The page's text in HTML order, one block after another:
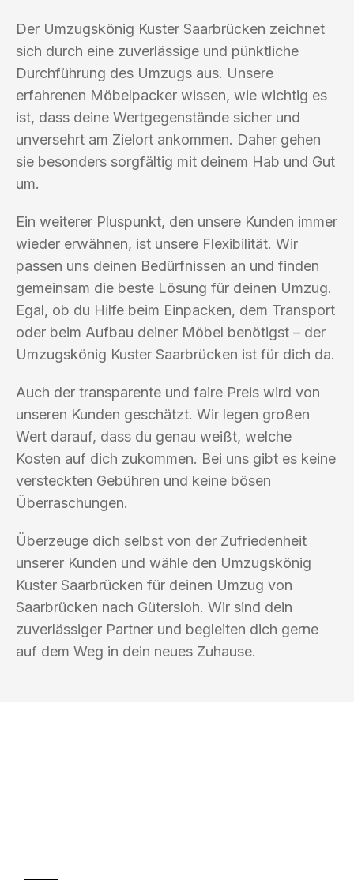
Der Umzugskönig Kuster Saarbrücken zeichnet
sich durch eine zuverlässige und pünktliche
Durchführung des Umzugs aus. Unsere
erfahrenen Möbelpacker wissen, wie wichtig es
ist, dass deine Wertgegenstände sicher und
unversehrt am Zielort ankommen. Daher gehen
sie besonders sorgfältig mit deinem Hab und Gut
um.
Ein weiterer Pluspunkt, den unsere Kunden immer
wieder erwähnen, ist unsere Flexibilität. Wir
passen uns deinen Bedürfnissen an und finden
gemeinsam die beste Lösung für deinen Umzug.
Egal, ob du Hilfe beim Einpacken, dem Transport
oder beim Aufbau deiner Möbel benötigst – der
Umzugskönig Kuster Saarbrücken ist für dich da.
Auch der transparente und faire Preis wird von
unseren Kunden geschätzt. Wir legen großen
Wert darauf, dass du genau weißt, welche
Kosten auf dich zukommen. Bei uns gibt es keine
versteckten Gebühren und keine bösen
Überraschungen.
Überzeuge dich selbst von der Zufriedenheit
unserer Kunden und wähle den Umzugskönig
Kuster Saarbrücken für deinen Umzug von
Saarbrücken nach Gütersloh. Wir sind dein
zuverlässiger Partner und begleiten dich gerne
auf dem Weg in dein neues Zuhause.